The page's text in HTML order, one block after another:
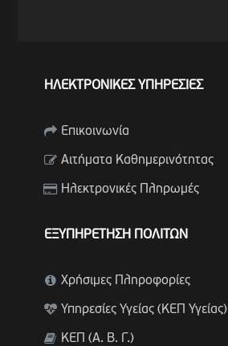
ΗΛΕΚΤΡΟΝΙΚΕΣ ΥΠΗΡΕΣΙΕΣ
Επικοινωνία
Αιτήματα Καθημερινότητας
Ηλεκτρονικές Πληρωμές
ΕΞΥΠΗΡΕΤΗΣΗ ΠΟΛΙΤΩΝ
Χρήσιμες Πληροφορίες
Υπηρεσίες Υγείας (ΚΕΠ Υγείας)
ΚΕΠ (Α. Β. Γ.)